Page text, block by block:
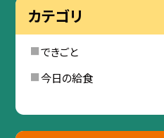
カテゴリ
できごと
今日の給食